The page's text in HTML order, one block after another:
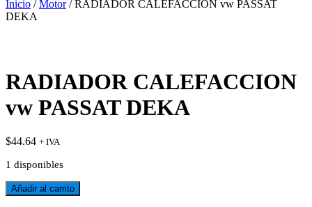
Inicio /Motor/ RADIADOR CALEFACCION vw PASSAT
DEKA
RADIADOR CALEFACCION
vw PASSAT DEKA
$44.64 + IVA
1 disponibles
RADIADOR
CALEFACCION
Añadir al carrito